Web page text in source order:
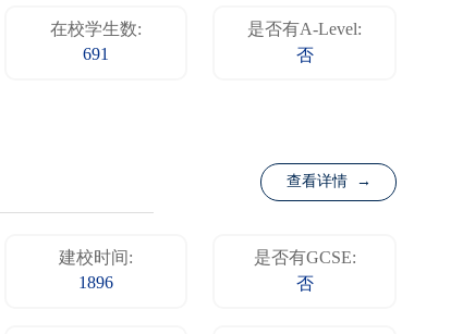
在校学生数:
691
是否有A-Level:
否
查看详情 →
建校时间:
1896
是否有GCSE:
否